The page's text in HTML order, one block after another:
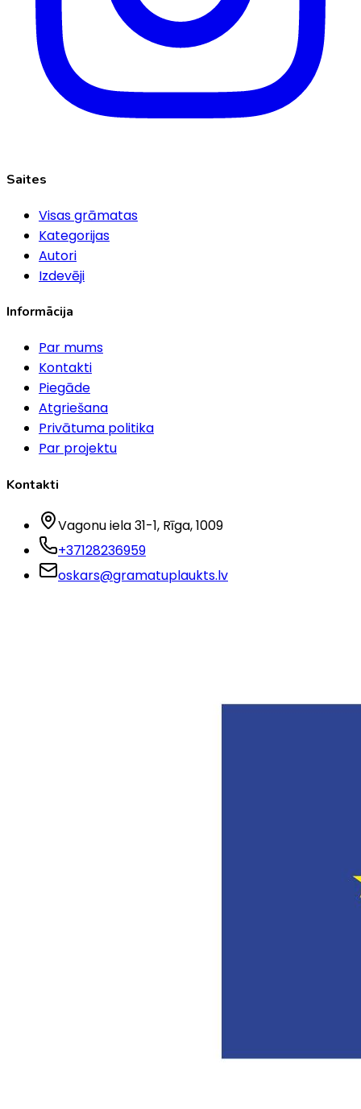
Saites
Visas grāmatas
Kategorijas
Autori
Izdevēji
Informācija
Par mums
Kontakti
Piegāde
Atgriešana
Privātuma politika
Par projektu
Kontakti
Vagonu iela 31-1, Rīga, 1009
+37128236959
oskars@gramatuplaukts.lv